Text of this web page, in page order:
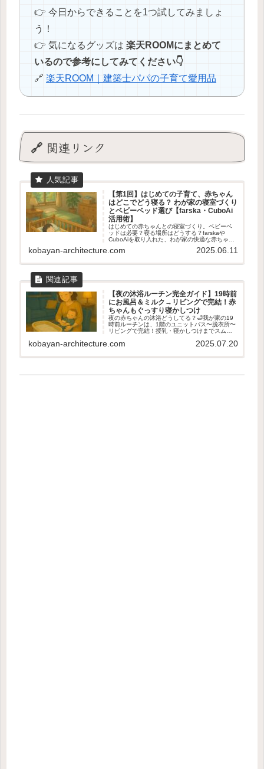
👉 今日からできることを1つ試してみましょ
う！
👉 気になるグッズは 楽天ROOMにまとめて
いるので参考にしてみてください👇
🔗 楽天ROOM｜建築士パパの子育て愛用品
🔗 関連リンク
【第1回】はじめての子育て、赤ちゃん
はどこでどう寝る？ わが家の寝室づくり
とベビーベッド選び【farska・CuboAi
活用術】
はじめての赤ちゃんとの寝室づくり。ベビーベ
ッドは必要？寝る場所はどうする？farskaや
CuboAiを取り入れた、わが家の快適な赤ちゃん
kobayan-architecture.com 2025.06.11
【夜の沐浴ルーチン完全ガイド】19時前
にお風呂＆ミルク→リビングで完結！赤
ちゃんもぐっすり寝かしつけ
夜の赤ちゃんの沐浴どうしてる？🛁我が家の19
時前ルーチンは、1階のユニットバス〜脱衣所〜
リビングで完結！授乳・寝かしつけまでスムー
kobayan-architecture.com 2025.07.20